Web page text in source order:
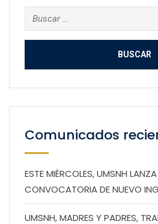
Buscar:
Comunicados
ESTE MIÉRCOLES, UMSNH
CONVOCATORIA DE NUEVO
UMSNH, MADRES Y PADRES,